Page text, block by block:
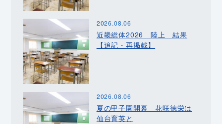
2026.08.06
近畿総体2026 陸上 結果
【追記・再掲載】
2026.08.06
夏の甲子園開幕 花咲徳栄は
仙台育英と